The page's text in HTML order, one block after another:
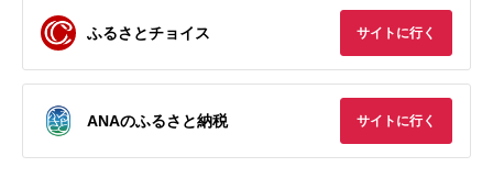
ふるさとチョイス サイトに行く
ANAのふるさと納税 サイトに行く